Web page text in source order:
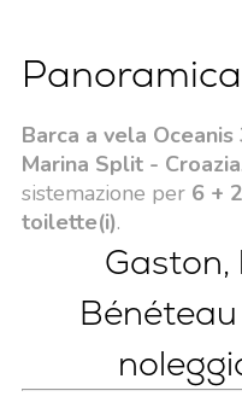
Panoramica
Barca a vela
Marina Split - Croazia
sistemazione per 6 +
toilette(i).
Gaston,